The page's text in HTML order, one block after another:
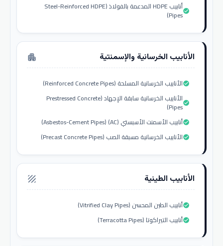
أنابيب HDPE المدعمة بالفولاذ (Steel-Reinforced HDPE
Pipes)check_circle
الأنابيب الخرسانية والإسمنتية apartment
الأنابيب الخرسانية المسلحة (Reinforced Concrete Pipes)check_circle
الأنابيب الخرسانية سابقة الإجهاد (Prestressed Concrete
Pipes)check_circle
أنابيب الأسمنت الأسبستي (AC) (Asbestos-Cement Pipes)check_circle
الأنابيب الخرسانية مسبقة الصب (Precast Concrete Pipes)check_circle
الأنابيب الطينية texture
أنابيب الطين المحسن (Vitrified Clay Pipes)check_circle
أنابيب التيراكوتا (Terracotta Pipes)check_circle